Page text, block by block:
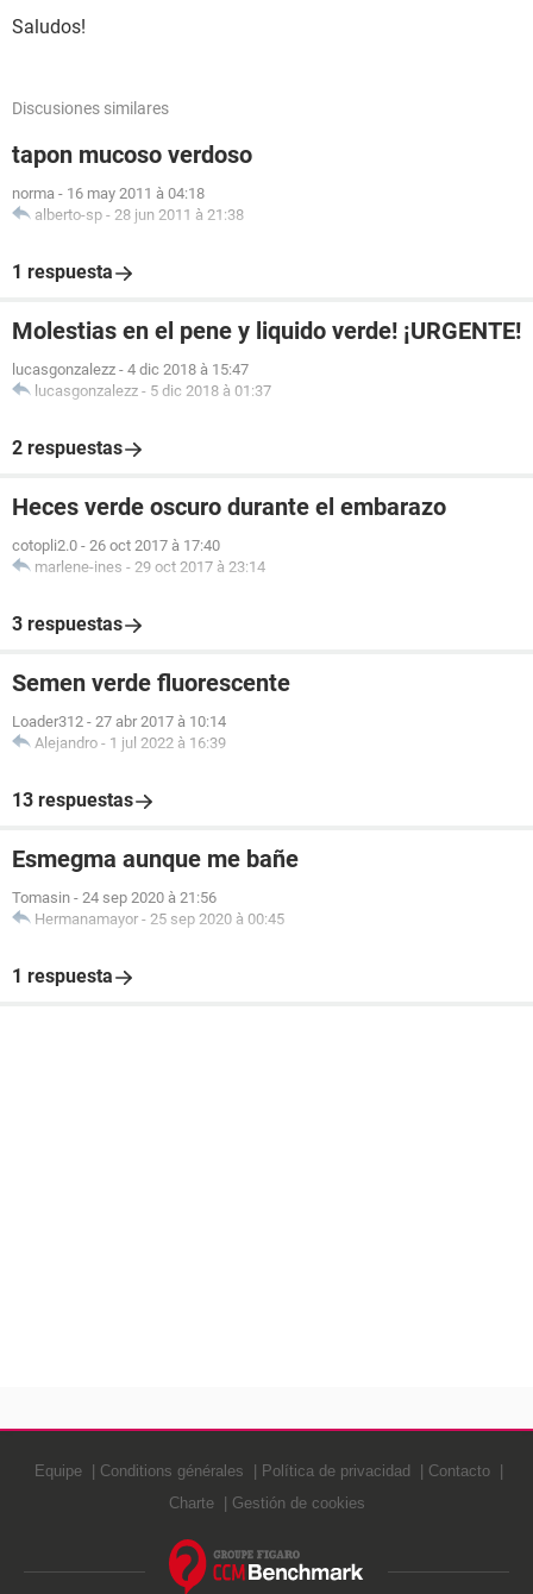
Saludos!
Discusiones similares
tapon mucoso verdoso
norma - 16 may 2011 à 04:18
alberto-sp - 28 jun 2011 à 21:38
1 respuesta
Molestias en el pene y liquido verde! ¡URGENTE!
lucasgonzalezz - 4 dic 2018 à 15:47
lucasgonzalezz - 5 dic 2018 à 01:37
2 respuestas
Heces verde oscuro durante el embarazo
cotopli2.0 - 26 oct 2017 à 17:40
marlene-ines - 29 oct 2017 à 23:14
3 respuestas
Semen verde fluorescente
Loader312 - 27 abr 2017 à 10:14
Alejandro - 1 jul 2022 à 16:39
13 respuestas
Esmegma aunque me bañe
Tomasin - 24 sep 2020 à 21:56
Hermanamayor - 25 sep 2020 à 00:45
1 respuesta
Equipe Conditions générales Política de privacidad
Contacto
Charte
Gestión de cookies